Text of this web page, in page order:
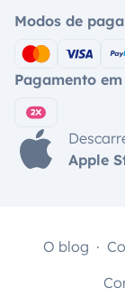
Modos de
Pagamento
Apple
O blog